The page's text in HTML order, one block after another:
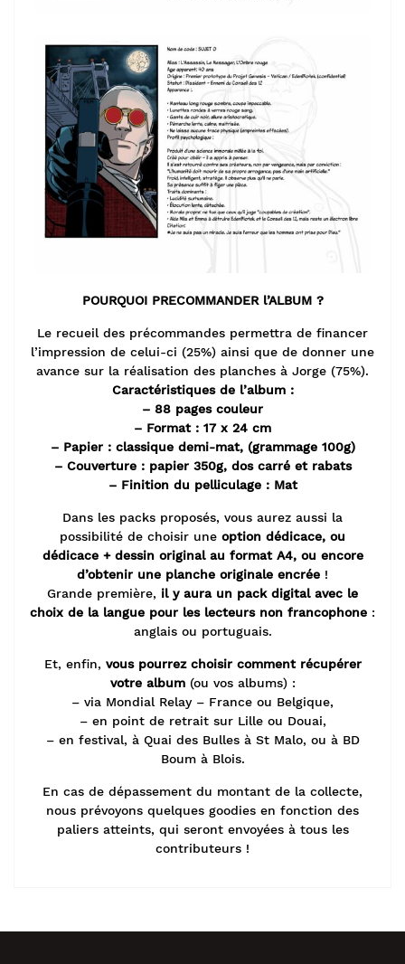
POURQUOI PRECOMMANDER l’ALBUM ?
Le recueil des précommandes permettra de financer
l’impression de celui-ci (25%) ainsi que de donner une
avance sur la réalisation des planches à Jorge (75%).
Caractéristiques de l’album :
– 88 pages couleur
– Format : 17 x 24 cm
– Papier : classique demi-mat, (grammage 100g)
– Couverture : papier 350g, dos carré et rabats
– Finition du pelliculage : Mat
Dans les packs proposés, vous aurez aussi la
possibilité de choisir une option dédicace, ou
dédicace + dessin original au format A4, ou encore
d’obtenir une planche originale encrée !
Grande première, il y aura un pack digital avec le
choix de la langue pour les lecteurs non francophone :
anglais ou portuguais.
Et, enfin, vous pourrez choisir comment récupérer
votre album(ou vos albums) :
– via Mondial Relay – France ou Belgique,
– en point de retrait sur Lille ou Douai,
– en festival, à Quai des Bulles à St Malo, ou à BD
Boum à Blois.
En cas de dépassement du montant de la collecte,
nous prévoyons quelques goodies en fonction des
paliers atteints, qui seront envoyées à tous les
contributeurs !